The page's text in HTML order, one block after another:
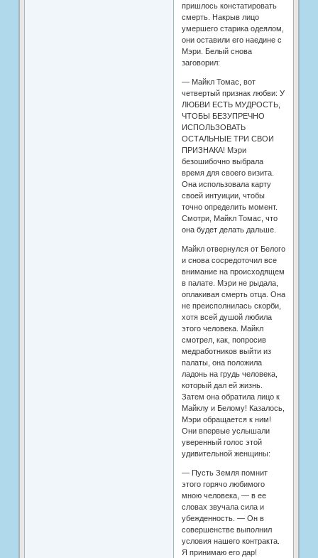
пришлось констатировать
смерть. Накрыв лицо
умершего старика одеялом,
они оставили его наедине с
Мэри. Белый снова
заговорил:
— Майкл Томас, вот
четвертый признак любви: У
ЛЮБВИ ЕСТЬ МУДРОСТЬ,
ЧТОБЫ БЕЗУПРЕЧНО
ИСПОЛЬЗОВАТЬ
ОСТАЛЬНЫЕ ТРИ СВОИ
ПРИЗНАКА! Мэри
безошибочно выбрала
время для своего визита.
Она использовала карту
своей интуиции, чтобы
точно определить момент.
Смотри, Майкл Томас, что
она будет делать дальше.
Майкл отвернулся от Белого
и снова сосредоточил все
внимание на происходящем
в палате. Мэри не рыдала,
оплакивая смерть отца. Она
не преисполнилась скорби,
хотя всей душой любила
этого человека. Майкл
смотрел, как, попросив
медработников выйти из
палаты, она положила
ладонь на грудь человека,
который дал ей жизнь.
Затем она обратила лицо к
Майклу и Белому! Казалось,
Мэри обращается к ним!
Они впервые услышали
уверенный голос этой
удивительной женщины:
— Пусть Земля помнит
этого горячо любимого
мною человека, — в ее
словах звучала сила и
убежденность. — Он в
совершенстве выполнил
условия нашего контракта.
Я принимаю его дар!